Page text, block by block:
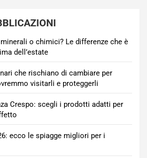
o chimici? Le differenze che è
dell’estate
che rischiano di cambiare per
visitarli e proteggerli
Crespo: scegli i prodotti adatti per
ecco le spiagge migliori per i